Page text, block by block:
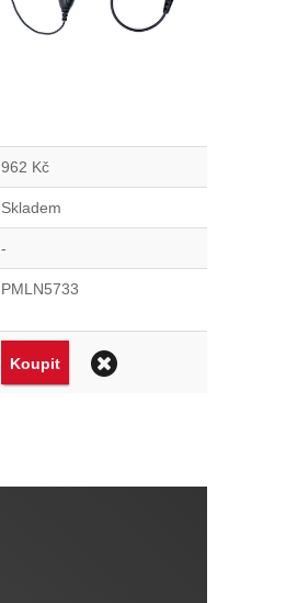
962 Kč
Skladem
-
PMLN5733
Koupit